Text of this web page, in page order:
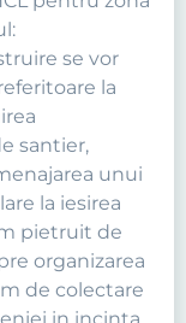
se vor
la
santier,
unui
la iesirea
pietruit de
organizarea
de colectare